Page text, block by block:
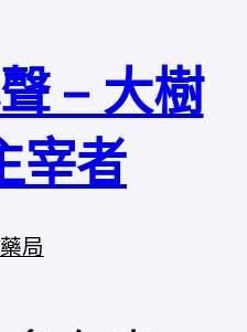
– 大樹
宰者
局